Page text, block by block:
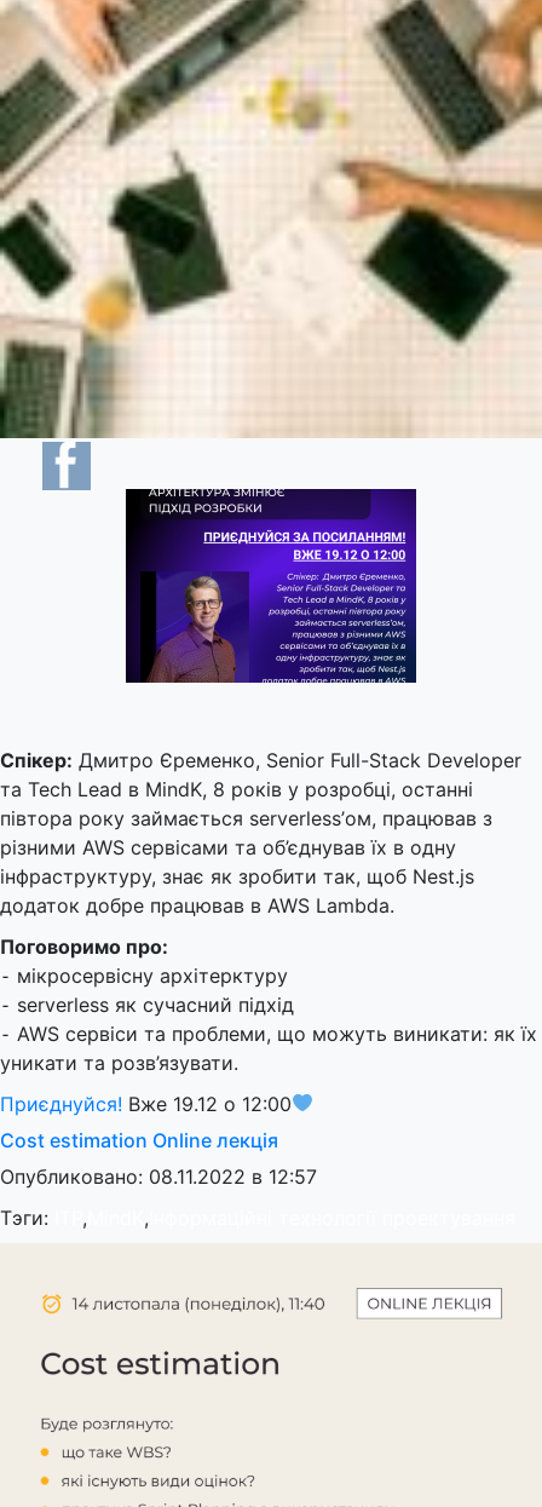
Спікер: Дмитро Єременко, Senior Full-Stack Developer
та Tech Lead в MindK, 8 років у розробці, останні
півтора року займається serverless’ом, працював з
різними AWS сервісами та об’єднував їх в одну
інфраструктуру, знає як зробити так, щоб Nest.js
додаток добре працював в AWS Lambda.
Поговоримо про:
⁃ мікросервісну архітерктуру
⁃ serverless як сучасний підхід
⁃ AWS сервіси та проблеми, що можуть виникати: як їх
уникати та розв’язувати.
Приєднуйся! Вже 19.12 о 12:00
Cost estimation Online лекція
Опубликовано: 08.11.2022 в 12:57
Тэги:
, ,